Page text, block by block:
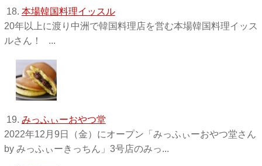
18. 本場韓国料理イッスル
20年以上に渡り中洲で韓国料理店を営む本場韓国料理イッス
ルさん！ ...
19. みっふぃーおやつ堂
2022年12月9日（金）にオープン「みっふぃーおやつ堂さん
by みっふぃーきっちん」3号店のみっ...